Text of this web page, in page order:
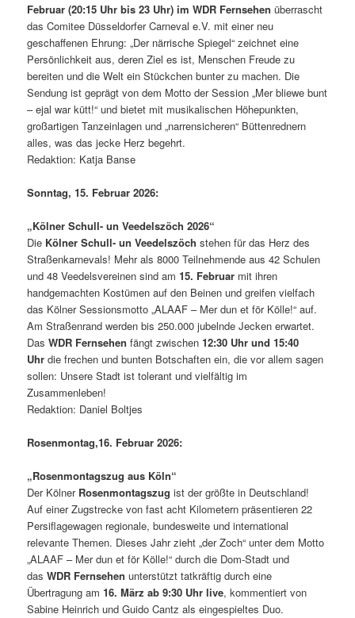
Februar (20:15 Uhr bis 23 Uhr) im WDR Fernsehen überrascht
das Comitee Düsseldorfer Carneval e.V. mit einer neu
geschaffenen Ehrung: „Der närrische Spiegel“ zeichnet eine
Persönlichkeit aus, deren Ziel es ist, Menschen Freude zu
bereiten und die Welt ein Stückchen bunter zu machen. Die
Sendung ist geprägt von dem Motto der Session „Mer bliewe bunt
– ejal war kütt!“ und bietet mit musikalischen Höhepunkten,
großartigen Tanzeinlagen und „narrensicheren“ Büttenrednern
alles, was das jecke Herz begehrt.
Redaktion: Katja Banse
Sonntag, 15. Februar 2026:
„Kölner Schull- un Veedelszöch 2026“
Die Kölner Schull- un Veedelszöch stehen für das Herz des
Straßenkarnevals! Mehr als 8000 Teilnehmende aus 42 Schulen
und 48 Veedelsvereinen sind am15. Februar mit ihren
handgemachten Kostümen auf den Beinen und greifen vielfach
das Kölner Sessionsmotto „ALAAF – Mer dun et för Kölle!“ auf.
Am Straßenrand werden bis 250.000 jubelnde Jecken erwartet.
DasWDR Fernsehen fängt zwischen12:30 Uhr und 15:40
Uhr die frechen und bunten Botschaften ein, die vor allem sagen
sollen: Unsere Stadt ist tolerant und vielfältig im
Zusammenleben!
Redaktion: Daniel Boltjes
Rosenmontag,16. Februar 2026:
„Rosenmontagszug aus Köln“
Der Kölner Rosenmontagszug ist der größte in Deutschland!
Auf einer Zugstrecke von fast acht Kilometern präsentieren 22
Persiflagewagen regionale, bundesweite und international
relevante Themen. Dieses Jahr zieht „der Zoch“ unter dem Motto
„ALAAF – Mer dun et för Kölle!“ durch die Dom-Stadt und
dasWDR Fernsehen unterstützt tatkräftig durch eine
Übertragung am16. März ab 9:30 Uhr live, kommentiert von
Sabine Heinrich und Guido Cantz als eingespieltes Duo.